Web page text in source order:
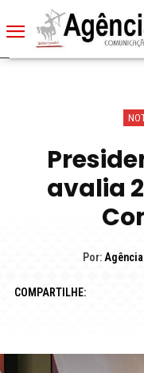
avalia
Por:
COMPARTILHE: